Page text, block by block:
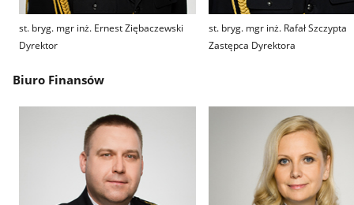
st. bryg. mgr inż. Ernest Ziębaczewski
Dyrektor
st. bryg. mgr inż. Rafał Szczypta
Zastępca Dyrektora
Biuro Finansów